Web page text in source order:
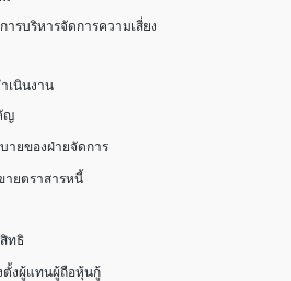
บริหารจัดการความเสี่ยง
เนินงาน
ญ
ยของฝ่ายจัดการ
ายตราสารหนี้
ทธิ
งผู้แทนผู้ถือหุ้นกู้